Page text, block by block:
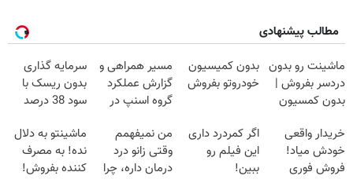
مطالب پیشنهادی
ماشینت رو بدون
دردسر بفروش |
بدون کمسیون
بدون کمیسیون
خودروتو بفروش
مسیر همراهی و
گزارش عملکرد
گروه اسنپ در
سرمایه گذاری
بدون ریسک با
سود 38 درصد
خریدار واقعی
خودش میاد!
فروش فوری
اگر کمردرد داری
این فیلم رو
ببین!
من نمیفهمم
وقتی زانو درد
درمان داره، چرا
ماشینتو به دلال
نده! به مصرف
کننده بفروش!